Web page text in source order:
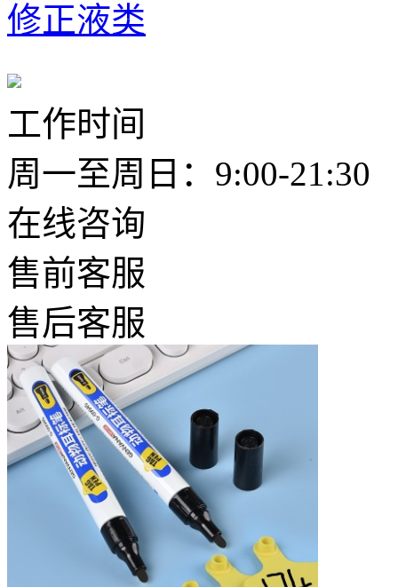
修正液类
工作时间
周一至周日：9:00-21:30
在线咨询
售前客服
售后客服